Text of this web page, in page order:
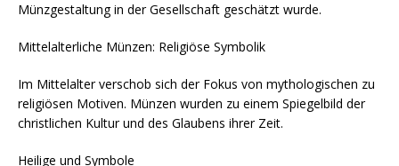
Münzgestaltung in der Gesellschaft geschätzt wurde.
Mittelalterliche Münzen: Religiöse Symbolik
Im Mittelalter verschob sich der Fokus von mythologischen zu
religiösen Motiven. Münzen wurden zu einem Spiegelbild der
christlichen Kultur und des Glaubens ihrer Zeit.
Heilige und Symbole